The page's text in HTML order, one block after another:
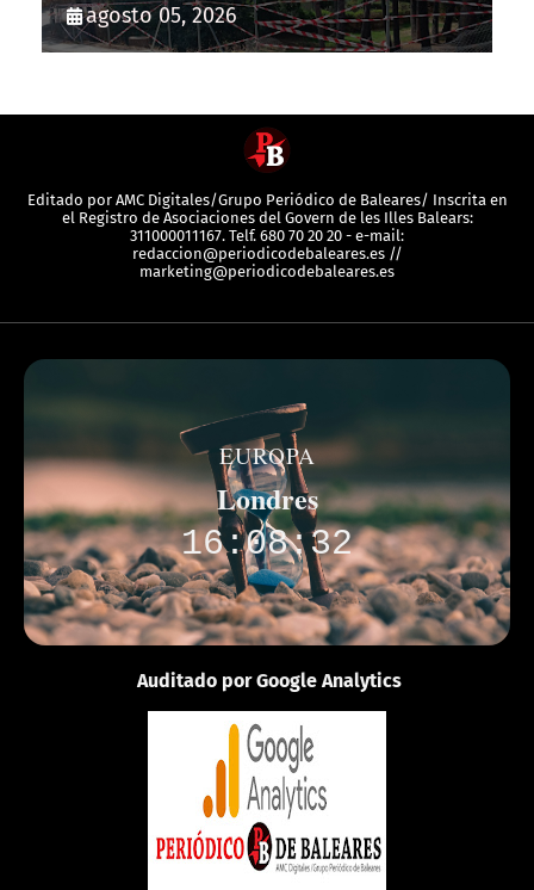
agosto 05, 2026
Editado por AMC Digitales/Grupo Periódico de Baleares/ Inscrita en
el Registro de Asociaciones del Govern de les Illes Balears:
311000011167. Telf. 680 70 20 20 - e-mail:
redaccion@periodicodebaleares.es //
marketing@periodicodebaleares.es
EUROPA
Londres
16:08:32
Auditado por Google Analytics